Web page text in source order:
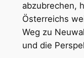
abzubrechen,
Österreichs
Weg zu
und die